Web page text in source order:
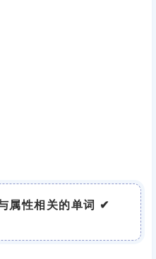
属性相关的单词 ✔